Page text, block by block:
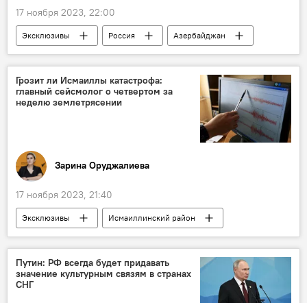
17 ноября 2023, 22:00
Эксклюзивы Россия
Азербайджан
Общество
этническая музыка
Интервью
Грозит ли Исмаиллы катастрофа:
главный сейсмолог о четвертом за
неделю землетрясении
Зарина Оруджалиева
17 ноября 2023, 21:40
Эксклюзивы
Исмаиллинский район
Азербайджан
Землетрясение
Гурбан Етирмишли
Республиканский сейсмологический центр НАНА
Путин: РФ всегда будет придавать
значение культурным связям в странах
СНГ